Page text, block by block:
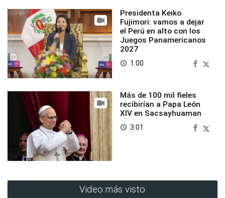
Presidenta Keiko
Fujimori: vamos a dejar
el Perú en alto con los
Juegos Panamericanos
2027
access_time 1:00
Más de 100 mil fieles
recibirían a Papa León
XIV en Sacsayhuaman
access_time 3:01
Video más visto